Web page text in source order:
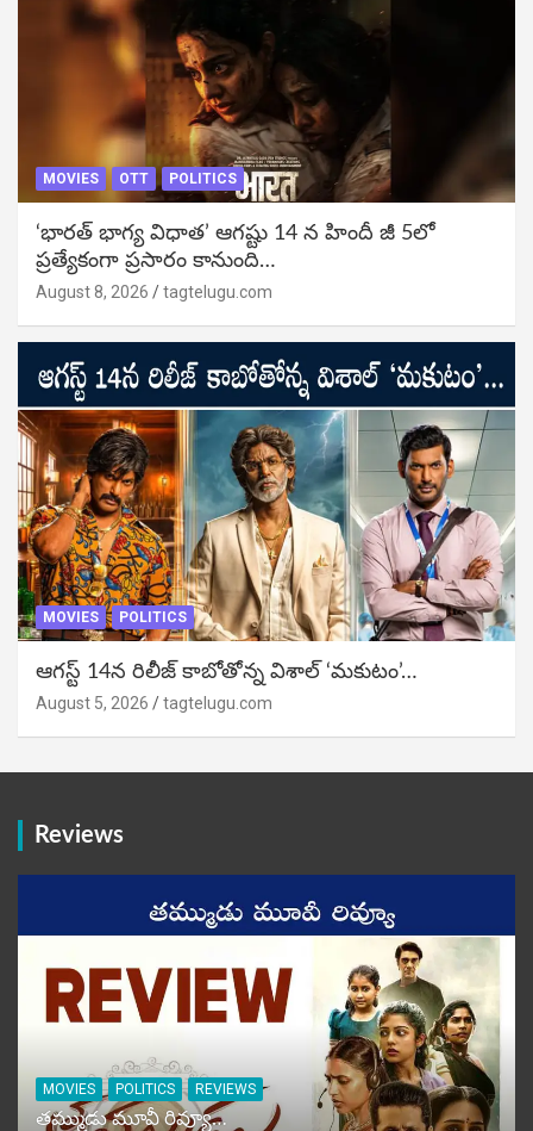
MOVIES OTT POLITICS
‘భారత్ భాగ్య విధాత’ ఆగష్టు 14 న హిందీ జీ 5లో
ప్రత్యేకంగా ప్రసారం కానుంది…
August 8, 2026 tagtelugu.com
MOVIES POLITICS
ఆగస్ట్ 14న రిలీజ్ కాబోతోన్న విశాల్ ‘మకుటం’…
August 5, 2026 tagtelugu.com
Reviews
MOVIES POLITICS REVIEWS
తమ్ముడు మూవీ రివ్యూ…